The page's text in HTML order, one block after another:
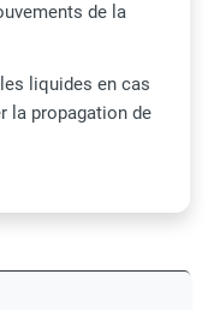
de la
liquides en cas
la propagation de